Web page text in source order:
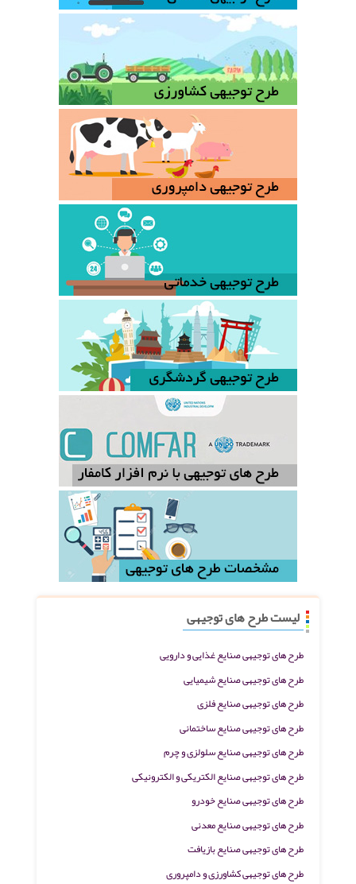
لیست طرح های توجیهی
طرح های توجیهی صنایع غذایی و دارویی
طرح های توجیهی صنایع شیمیایی
طرح های توجیهی صنایع فلزی
طرح های توجیهی صنایع ساختمانی
طرح های توجیهی صنایع سلولزی و چرم
طرح های توجیهی صنایع الکتریکی و الکترونیکی
طرح های توجیهی صنایع خودرو
طرح های توجیهی صنایع معدنی
طرح های توجیهی صنایع بازیافت
طرح های توجیهی کشاورزی و دامپروری